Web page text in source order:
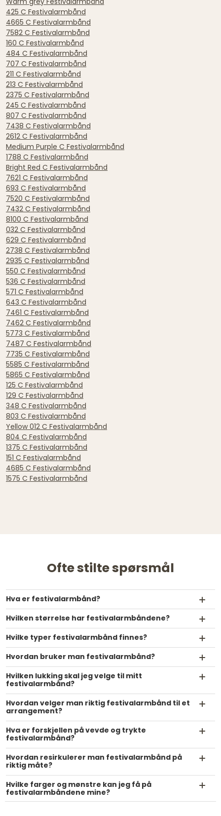
425 C Festivalarmbånd
4665 C Festivalarmbånd
7582 C Festivalarmbånd
160 C Festivalarmbånd
484 C Festivalarmbånd
707 C Festivalarmbånd
211 C Festivalarmbånd
213 C Festivalarmbånd
2375 C Festivalarmbånd
245 C Festivalarmbånd
807 C Festivalarmbånd
7438 C Festivalarmbånd
2612 C Festivalarmbånd
Medium Purple C Festivalarmbånd
1788 C Festivalarmbånd
Bright Red C Festivalarmbånd
7621 C Festivalarmbånd
693 C Festivalarmbånd
7520 C Festivalarmbånd
7432 C Festivalarmbånd
8100 C Festivalarmbånd
032 C Festivalarmbånd
629 C Festivalarmbånd
2738 C Festivalarmbånd
2935 C Festivalarmbånd
550 C Festivalarmbånd
536 C Festivalarmbånd
571 C Festivalarmbånd
643 C Festivalarmbånd
7461 C Festivalarmbånd
7462 C Festivalarmbånd
5773 C Festivalarmbånd
7487 C Festivalarmbånd
7735 C Festivalarmbånd
5585 C Festivalarmbånd
5865 C Festivalarmbånd
125 C Festivalarmbånd
129 C Festivalarmbånd
348 C Festivalarmbånd
803 C Festivalarmbånd
Yellow 012 C Festivalarmbånd
804 C Festivalarmbånd
1375 C Festivalarmbånd
151 C Festivalarmbånd
4685 C Festivalarmbånd
1575 C Festivalarmbånd
Ofte stilte spørsmål
Hva er festivalarmbånd?
Hvilken størrelse har festivalarmbåndene?
Hvilke typer festivalarmbånd finnes?
Hvordan bruker man festivalarmbånd?
Hvilken lukking skal jeg velge til mitt
festivalarmbånd?
Hvordan velger man riktig festivalarmbånd til et
arrangement?
Hva er forskjellen på vevde og trykte
festivalarmbånd?
Hvordan resirkulerer man festivalarmbånd på
riktig måte?
Hvilke farger og mønstre kan jeg få på
festivalarmbåndene mine?